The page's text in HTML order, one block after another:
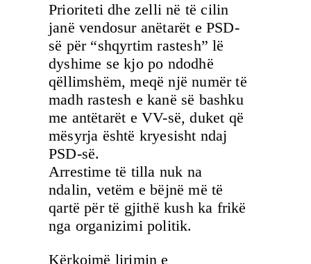
Prioriteti dhe zelli në të cilin
janë vendosur anëtarët e PSD-
së për “shqyrtim rastesh” lë
dyshime se kjo po ndodhë
qëllimshëm, meqë një numër të
madh rastesh e kanë së bashku
me antëtarët e VV-së, duket që
mësyrja është kryesisht ndaj
PSD-së.
Arrestime të tilla nuk na
ndalin, vetëm e bëjnë më të
qartë për të gjithë kush ka frikë
nga organizimi politik.
Kërkojmë lirimin e